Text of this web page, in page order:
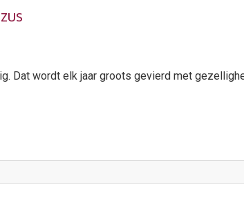
Dat wordt elk jaar groots gevierd met